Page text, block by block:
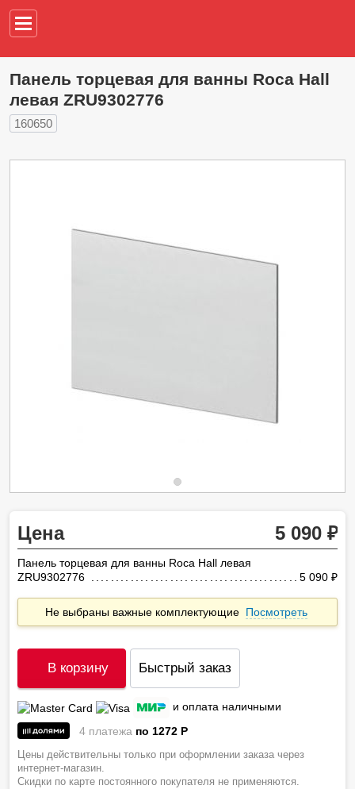
Панель торцевая для ванны Roca Hall
левая ZRU9302776
160650
Цена 5 090
Панель торцевая для ванны Roca Hall левая
ZRU9302776
5 090
Не выбраны важные комплектующие Посмотреть
В корзину Быстрый заказ
и оплата наличными
4 платежа по 1272 P
Цены действительны только при оформлении заказа через
интернет-магазин.
Скидки по карте постоянного покупателя не применяются.